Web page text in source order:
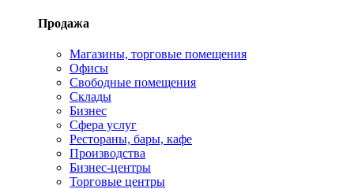
Продажа
Магазины, торговые помещения
Офисы
Свободные помещения
Склады
Бизнес
Сфера услуг
Рестораны, бары, кафе
Производства
Бизнес-центры
Торговые центры